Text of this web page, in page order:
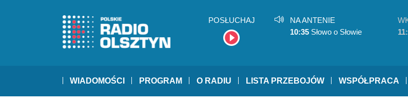
POSŁUCHAJ
NA ANTENIE
10:35 Słowo o Słowie
WIADOMOŚCI PROGRAM O RADIU LISTA PRZEBOJÓW WSPÓŁPRACA